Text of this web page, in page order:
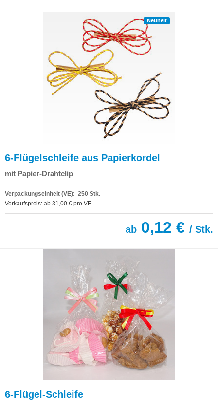
Neuheit
6-Flügelschleife aus Papierkordel
mit Papier-Drahtclip
Verpackungseinheit (VE): 250 Stk.
Verkaufspreis: ab 31,00 € pro VE
ab 0,12 € / Stk.
6-Flügel-Schleife